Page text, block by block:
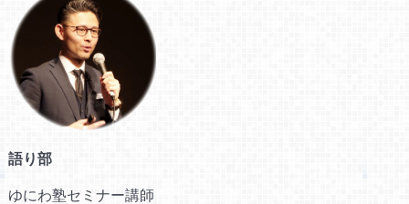
語り部
ゆにわ塾セミナー講師